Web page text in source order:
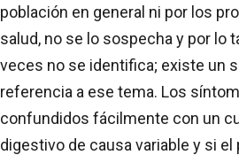
población en general ni por los
salud, no se lo sospecha y por lo
veces no se identifica; existe un
referencia a ese tema. Los
confundidos fácilmente con un
digestivo de causa variable y si el